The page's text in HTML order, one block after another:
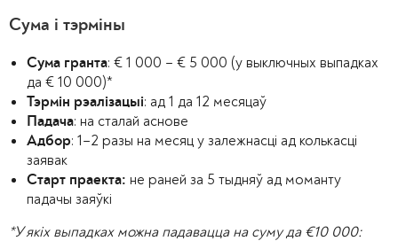
Сума і тэрміны
Сума гранта: € 1 000 – € 5 000 (у выключных выпадках
да € 10 000)*
Тэрмін рэалізацыі: ад 1 да 12 месяцаў
Падача: на сталай аснове
Адбор: 1–2 разы на месяц у залежнасці ад колькасці
заявак
Старт праекта: не раней за 5 тыдняў ад моманту
падачы заяўкі
*У якіх выпадках можна падавацца на суму да €10 000: